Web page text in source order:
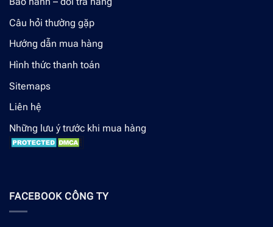
Câu hỏi thường gặp
Hướng dẫn mua hàng
Hình thức thanh toán
Sitemaps
Liên hệ
Những lưu ý trước khi mua hàng
FACEBOOK CÔNG TY